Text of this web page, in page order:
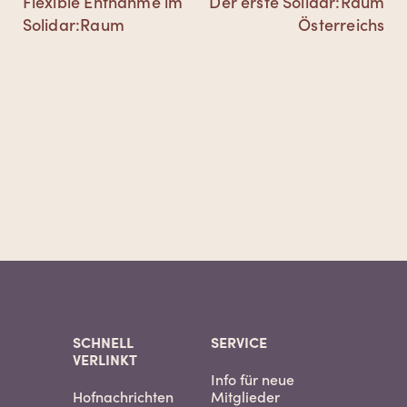
Beitrag:
Solidar:Raum
Österreichs
SCHNELL
VERLINKT
Hofnachrichten
SERVICE
Info für neue
Mitglieder